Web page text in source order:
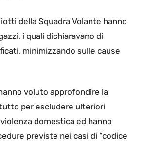
della Squadra Volante hanno
i quali dichiaravano di
minimizzando sulle cause
voluto approfondire la
per escludere ulteriori
domestica ed hanno
previste nei casi di “codice